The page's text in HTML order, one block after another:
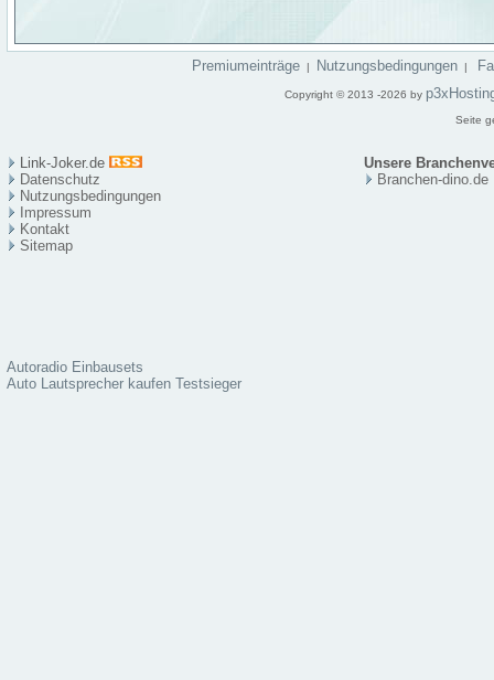
Premiumeinträge | Nutzungsbedingungen |
Copyright © 2013 -2026 by
Seite
Link-Joker.de
Unsere
Datenschutz
Nutzungsbedingungen
Impressum
Kontakt
Sitemap
Branchen-dino.de
Autoradio Einbausets
Auto Lautsprecher kaufen Testsieger